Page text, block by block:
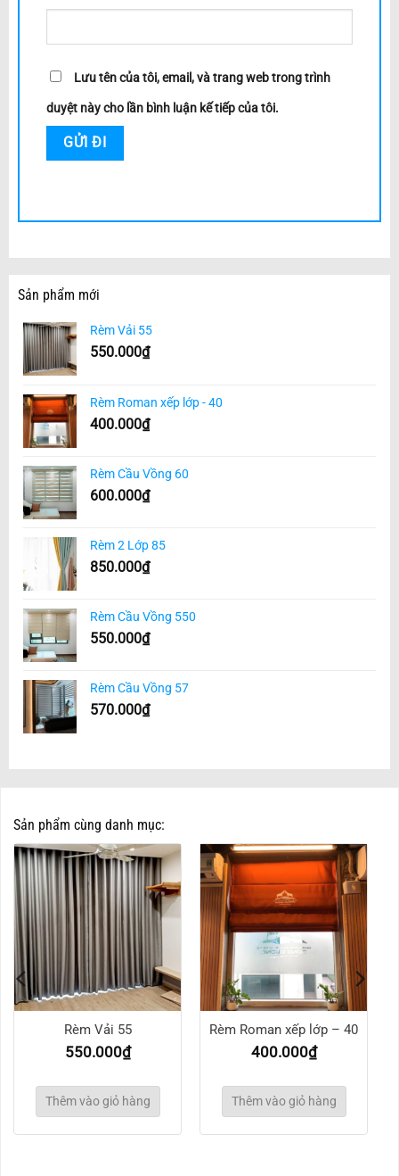
Lưu tên của tôi, email, và trang web trong trình
duyệt này cho lần bình luận kế tiếp của tôi.
Sản phẩm mới
Rèm Vải 55
550.000₫
Rèm Roman xếp lớp - 40
400.000₫
Rèm Cầu Vồng 60
600.000₫
Rèm 2 Lớp 85
850.000₫
Rèm Cầu Vồng 550
550.000₫
Rèm Cầu Vồng 57
570.000₫
Sản phẩm cùng danh mục:
Rèm Vải 55
550.000₫
Thêm vào giỏ hàng
Rèm Roman xếp lớp – 40
400.000₫
Thêm vào giỏ hàng